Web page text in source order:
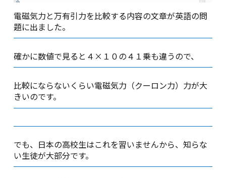
電磁気力と万有引力を比較する内容の文章が英語の問
題に出ました。
確かに数値で見ると４×１０の４１乗も違うので、
比較にならないくらい電磁気力（クーロン力）力が大
きいのです。
でも、日本の高校生はこれを習いませんから、知らな
い生徒が大部分です。